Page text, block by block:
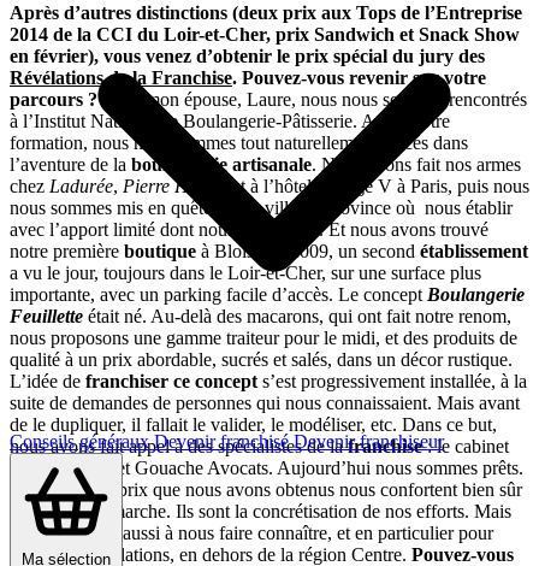
Conseils générauxDevenir franchiséDevenir franchiseur
Ma sélection
Après d’autres distinctions (deux prix aux Tops de l’Entreprise
2014 de la CCI du Loir-et-Cher, prix Sandwich et Snack Show
en février), vous venez d’obtenir le prix spécial du jury des
Révélations de la Franchise. Pouvez-vous revenir sur votre
parcours ?Avec mon épouse, Laure, nous nous sommes rencontrés
à l’Institut National de Boulangerie-Pâtisserie. Après notre
formation, nous nous sommes tout naturellement lancés dans
l’aventure de la boulangerie artisanale. Nous avons fait nos armes
chez Ladurée, Pierre Hermé
et à l’hôtel George V à Paris, puis nous
nous sommes mis en quête d’une ville de province où nous établir
avec l’apport limité dont nous disposions. Et nous avons trouvé
notre première boutique à Blois. En 2009, un second établissement
a vu le jour, toujours dans le Loir-et-Cher, sur une surface plus
importante, avec un parking facile d’accès. Le concept Boulangerie
Feuillette était né. Au-delà des macarons, qui ont fait notre renom,
nous proposons une gamme traiteur pour le midi, et des produits de
qualité à un prix abordable, sucrés et salés, dans un décor rustique.
L’idée de franchiser ce concept s’est progressivement installée, à la
suite de demandes de personnes qui nous connaissaient. Mais avant
de le dupliquer, il fallait le valider, le modéliser, etc. Dans ce but,
nous avons fait appel à des spécialistes de lafranchise: le cabinet
Axe Réseaux et Gouache Avocats. Aujourd’hui nous sommes prêts.
Les différents prix que nous avons obtenus nous confortent bien sûr
dans notre démarche. Ils sont la concrétisation de nos efforts. Mais
ils nous aident aussi à nous faire connaître, et en particulier pour
celui des Révélations, en dehors de la région Centre. Pouvez-vous